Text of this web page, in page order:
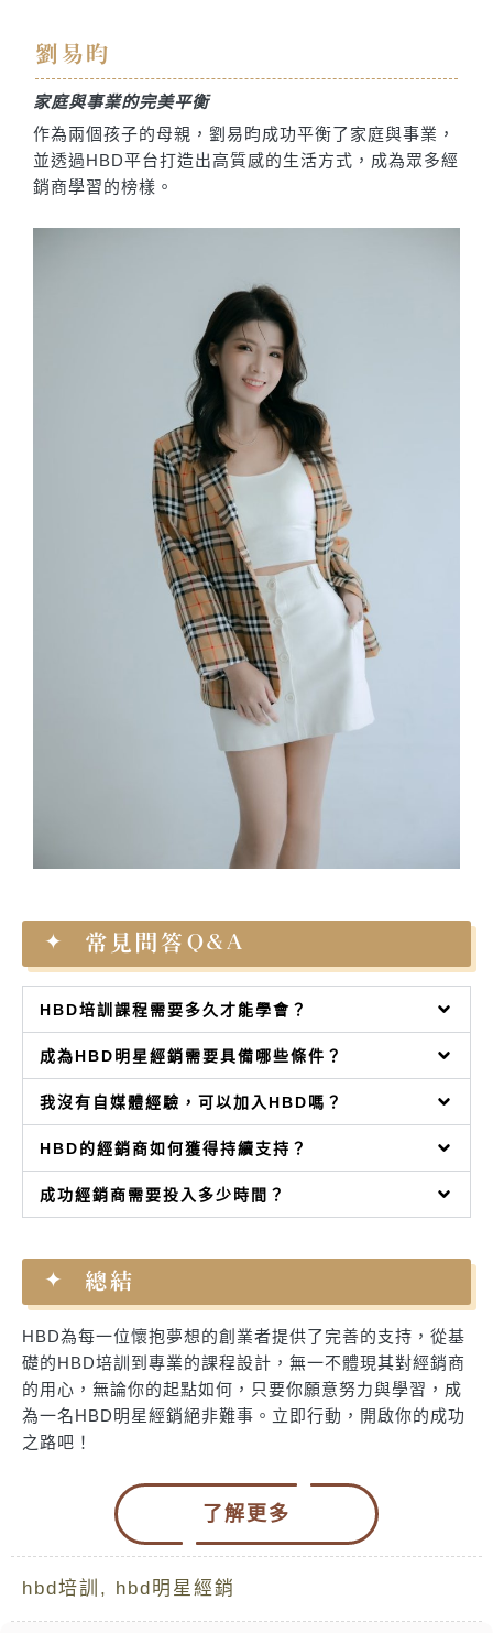
劉易昀
家庭與事業的完美平衡
作為兩個孩子的母親，劉易昀成功平衡了家庭與事業，
並透過HBD平台打造出高質感的生活方式，成為眾多經
銷商學習的榜樣。
常見問答Q&A
HBD培訓課程需要多久才能學會？
成為HBD明星經銷需要具備哪些條件？
我沒有自媒體經驗，可以加入HBD嗎？
HBD的經銷商如何獲得持續支持？
成功經銷商需要投入多少時間？
總結
HBD為每一位懷抱夢想的創業者提供了完善的支持，從基
礎的HBD培訓到專業的課程設計，無一不體現其對經銷商
的用心，無論你的起點如何，只要你願意努力與學習，成
為一名HBD明星經銷絕非難事。立即行動，開啟你的成功
之路吧！
了解更多
hbd培訓 , hbd明星經銷